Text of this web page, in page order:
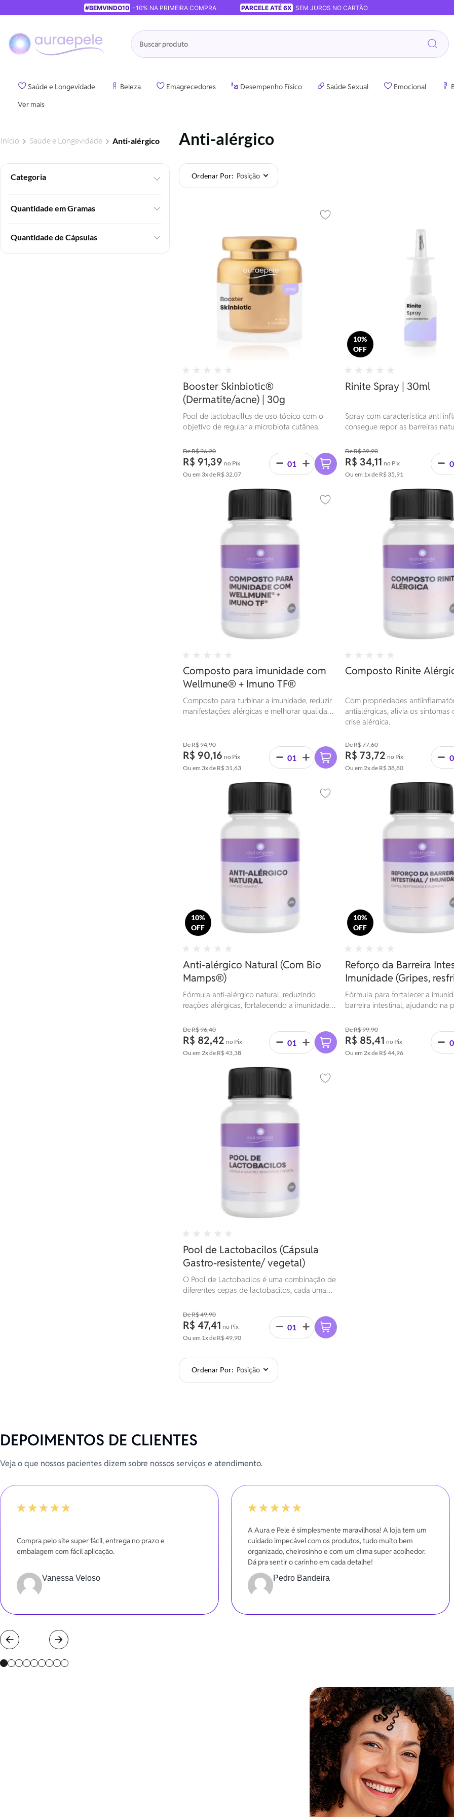
#BEMVINDO10 -10% NA PRIMEIRA COMPRA PARCELE ATÉ 6X SEM JUROS NO CARTÃO
Pesquisa
Saúde e Longevidade Beleza Emagrecedores Desempenho Físico Saúde Sexual Emocional
Ver mais
Anti-alérgico
Foram
encontrados:
Ordenar Por
Booster Skinbiotic®
(Dermatite/acne) | 30g
Pool de lactobacillus de uso tópico com o
objetivo de regular a microbiota cutânea.
Adicionar aos favoritos
R$ 96,20
R$ 91,39 no Pix
Ou em 3xde R$ 32,07
10%
OFF
Rinite Spray | 30ml
Spray com característica anti
consegue repor as barreiras
R$ 39,90
R$ 34,11 no Pix
Ou em 1xde R$ 35,91
Composto para imunidade com
Wellmune® + Imuno TF®
Composto para turbinar a imunidade, reduzir
manifestações alérgicas e melhorar qualidade
Adicionar aos favoritos
R$ 94,90
R$ 90,16 no Pix
Ou em 3xde R$ 31,63
Composto Rinite
Com propriedades
antialérgicas, alivia os sintomas
crise alérgica.
R$ 77,60
R$ 73,72 no Pix
Ou em 2xde R$ 38,80
10%
OFF
Anti-alérgico Natural (Com Bio
Mamps®)
Fórmula anti-alérgico natural, reduzindo
reações alérgicas, fortalecendo a imunidade e
Adicionar aos favoritos
R$ 96,40
R$ 82,42 no Pix
Ou em 2xde R$ 43,38
10%
OFF
Reforço da Barreira
Imunidade (Gripes,
alergias)
Fórmula para fortalecer a
barreira intestinal, ajudando na
resistência e saúde digestiva.
R$ 99,90
R$ 85,41 no Pix
Ou em 2xde R$ 44,96
Pool de Lactobacilos (Cápsula
Gastro-resistente/ vegetal)
O Pool de Lactobacilos é uma combinação de
diferentes cepas de lactobacilos, cada uma
intestinal e beneficiando a saúde digestiva. A
fórmula também contém FOS e Polidextrose
que são prebióticos que auxiliam no
crescimento e sobrevivência dos lactobacilos
Adicionar aos favoritos
R$ 49,90
R$ 47,41 no Pix
Ou em 1xde R$ 49,90
Ordenar Por
Início Saúde e Longevidade Anti-alérgico
Quantidade em Gramas
Quantidade de Cápsulas
DEPOIMENTOS DE CLIENTES
Veja o que nossos pacientes dizem sobre nossos serviços e atendimento.
Compra pelo site super fácil, entrega no prazo e
embalagem com fácil aplicação.
Vanessa Veloso
A Aura e Pele é simplesmente maravilhosa! A loja tem um
cuidado impecável com os produtos, tudo muito bem
organizado, cheirosinho e com um clima super acolhedor.
Dá pra sentir o carinho em cada detalhe!
Pedro Bandeira